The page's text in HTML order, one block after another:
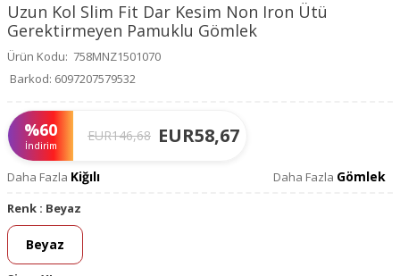
Uzun Kol Slim Fit Dar Kesim Non Iron Ütü
Gerektirmeyen Pamuklu Gömlek
Ürün Kodu: 758MNZ1501070
Barkod: 6097207579532
%60
İndirim
EUR146,68 EUR58,67
Daha Fazla Kiğılı Daha Fazla Gömlek
Renk : Beyaz
Beyaz